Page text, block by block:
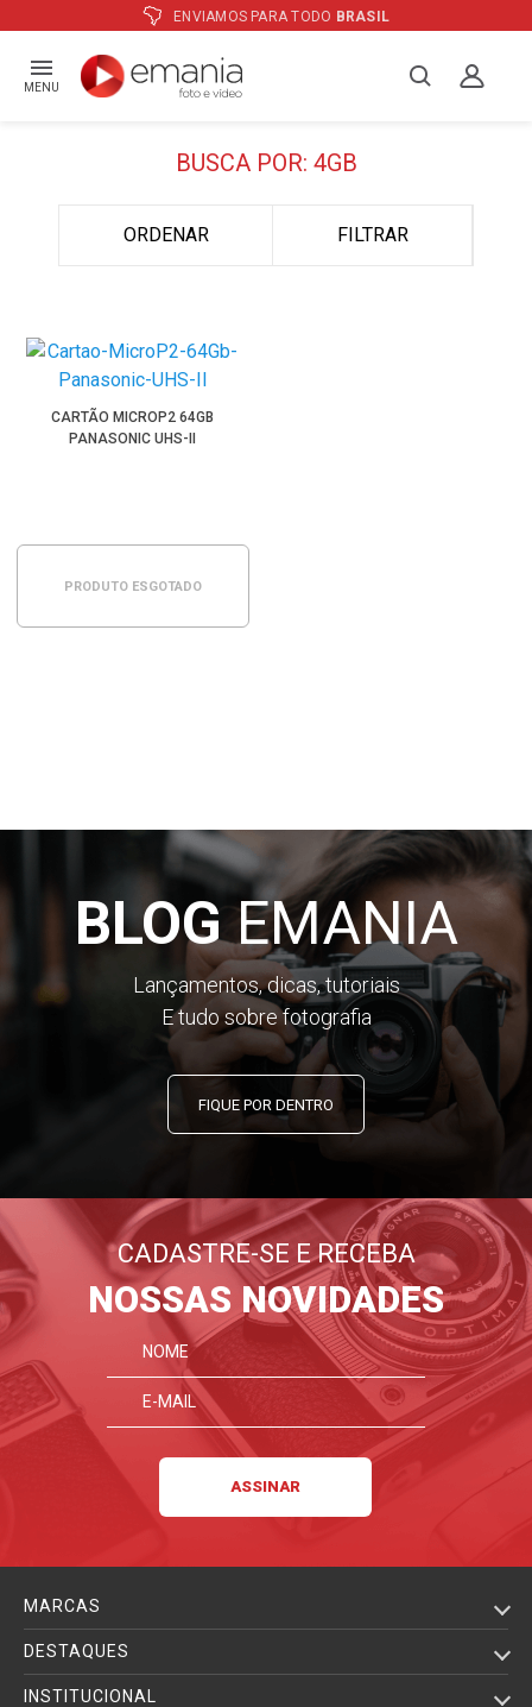
ENVIAMOS PARA TODO BRASIL
MENU
BUSCA POR: 4GB
ORDENAR FILTRAR
CARTÃO MICROP2 64GB
PANASONIC UHS-II
PRODUTO ESGOTADO
BLOGEMANIA
Lançamentos, dicas, tutoriais
E tudo sobre fotografia
FIQUE POR DENTRO
CADASTRE-SE E RECEBA
NOSSAS NOVIDADES
MARCAS
DESTAQUES
INSTITUCIONAL